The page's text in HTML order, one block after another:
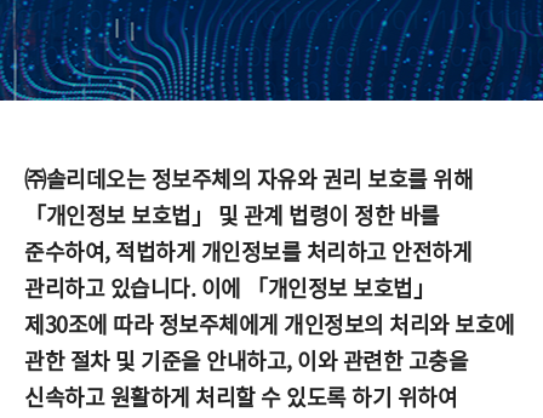
㈜솔리데오는 정보주체의 자유와 권리 보호를 위해
「개인정보 보호법」 및 관계 법령이 정한 바를
준수하여, 적법하게 개인정보를 처리하고 안전하게
관리하고 있습니다. 이에 「개인정보 보호법」
제30조에 따라 정보주체에게 개인정보의 처리와 보호에
관한 절차 및 기준을 안내하고, 이와 관련한 고충을
신속하고 원활하게 처리할 수 있도록 하기 위하여